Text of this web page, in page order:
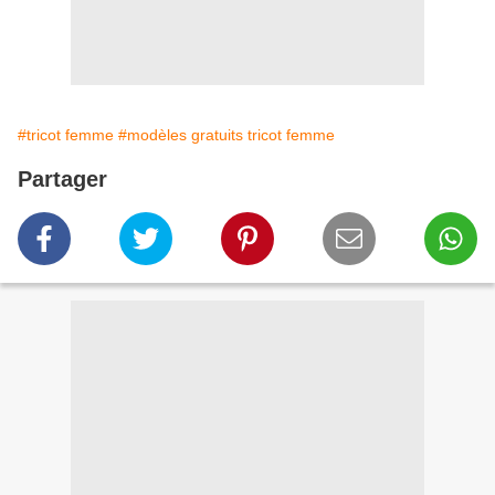
#tricot femme #modèles gratuits tricot femme
Partager